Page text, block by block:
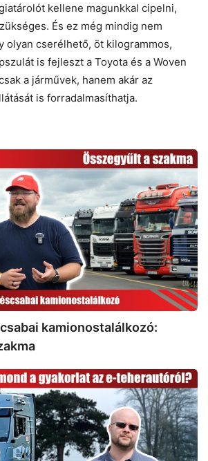
kellene magunkkal cipelni,
És ez még mindig nem
olyan cserélhető, öt kilogrammos,
is fejleszt a Toyota és a Woven
a járművek, hanem akár az
is forradalmasíthatja.
kamionostalálkozó: